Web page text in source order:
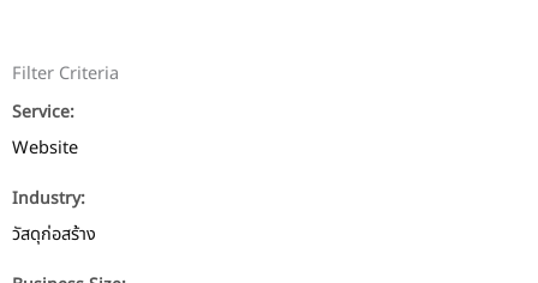
Filter Criteria
Service:
Website
Industry:
วัสดุก่อสร้าง